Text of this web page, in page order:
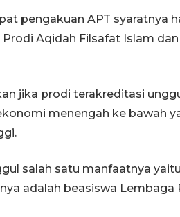
pengakuan APT syaratnya
Aqidah Filsafat Islam
jika prodi terakreditasi
menengah ke bawah
salah satu manfaatnya
adalah beasiswa Lembaga